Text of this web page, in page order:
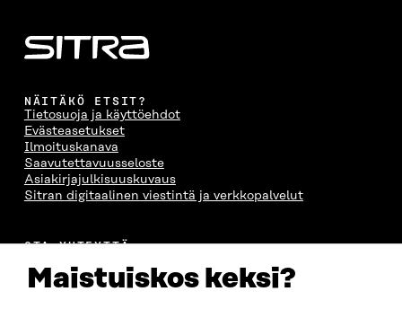
Maistuiskos keksi?
NÄITÄKÖ ETSIT?
Tietosuoja ja käyttöehdot
Evästeasetukset
Ilmoituskanava
Saavutettavuusseloste
Asiakirjajulkisuuskuvaus
Sitran digitaalinen viestintä ja verkkopalvelut
OTA YHTEYTTÄ
Itämerenkatu 11-13, PL 160,
00181 Helsinki